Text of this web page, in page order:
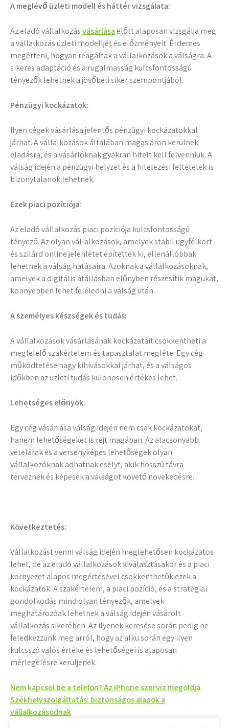
A meglévő üzleti modell és háttér vizsgálata:
Az eladó vállalkozásvásárlása előtt alaposan vizsgálja meg
a vállalkozás üzleti modelljét és előzményeit. Érdemes
megérteni, hogyan reagáltak a vállalkozások a válságra. A
sikeres adaptáció és a rugalmasság kulcsfontosságú
tényezők lehetnek a jövőbeli siker szempontjából.
Pénzügyi kockázatok:
Ilyen cégek vásárlása jelentős pénzügyi kockázatokkal
járhat. A vállalkozások általában magas áron kerülnek
eladásra, és a vásárlóknak gyakran hitelt kell felvenniük. A
válság idején a pénzügyi helyzet és a hitelezési feltételek is
bizonytalanok lehetnek.
Ezek piaci pozíciója:
Az eladó vállalkozás piaci pozíciója kulcsfontosságú
tényező. Az olyan vállalkozások, amelyek stabil ügyfélkört
és szilárd online jelenlétet építettek ki, ellenállóbbak
lehetnek a válság hatásaira. Azoknak a vállalkozásoknak,
amelyek a digitális átállásban előnyben részesítik magukat,
könnyebben lehet feléledni a válság után.
A személyes készségek és tudás:
A vállalkozások vásárlásának kockázatait csökkentheti a
megfelelő szakértelem és tapasztalat megléte. Egy cég
működtetése nagy kihívásokkal járhat, és a válságos
időkben az üzleti tudás különösen értékes lehet.
Lehetséges előnyök:
Egy cég vásárlása válság idején nem csak kockázatokat,
hanem lehetőségeket is rejt magában. Az alacsonyabb
vételárak és a versenyképes lehetőségek olyan
vállalkozóknak adhatnak esélyt, akik hosszú távra
terveznek és képesek a válságot követő növekedésre.
Következtetés:
Vállalkozást venni válság idején meglehetősen kockázatos
lehet, de az eladó vállalkozások kiválasztásakor és a piaci
környezet alapos megértésével csökkenthetők ezek a
kockázatok. A szakértelem, a piaci pozíció, és a stratégiai
gondolkodás mind olyan tényezők, amelyek
meghatározóak lehetnek a válság idején vásárolt
vállalkozás sikerében. Az ilyenek keresése során pedig ne
feledkezzünk meg arról, hogy az alku során egy ilyen
kulcsszó valós értéke és lehetőségei is alaposan
mérlegelésre kerüljenek.
Bejegyzés
navigáció
Nem kapcsol be a telefon? Az iPhone szerviz megoldja
Székhelyszolgáltatás: biztonságos alapok a
vállalkozásodnak